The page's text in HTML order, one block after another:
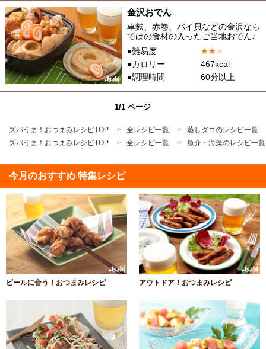
金沢おでん
車麩、赤巻、バイ貝などの金沢なら
ではの食材の入ったご当地おでん♪
●難易度
★★★
●カロリー
467kcal
●調理時間
60分以上
1/1 ページ
ズバうま！おつまみレシピTOP 全レシピ一覧
蒸しダコのレシピ一覧
ズバうま！おつまみレシピTOP
全レシピ一覧 魚介・海藻のレシピ一覧
今月のおすすめ 特集レシピ
ビールに合う！おつまみレシピ アウトドア！おつまみレシピ